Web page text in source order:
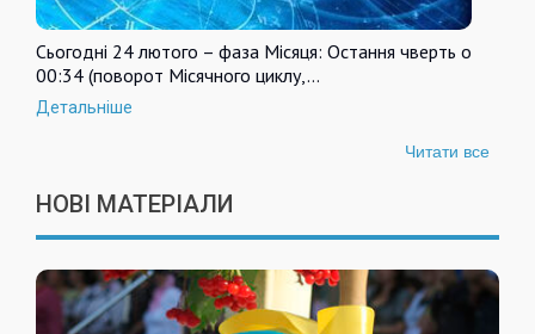
Сьогодні 24 лютого – фаза Місяця: Остання чверть о
00:34 (поворот Місячного циклу,…
Детальніше
Читати все
НОВІ МАТЕРІАЛИ